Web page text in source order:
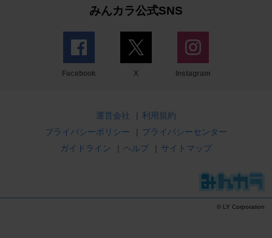
みんカラ公式SNS
Facebook X Instagram
運営会社 | 利用規約
プライバシーポリシー
| プライバシーセンター
ガイドライン
| ヘルプ | サイトマップ
© LY Corporation